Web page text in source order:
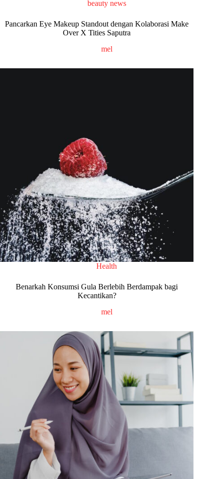
beauty news
Pancarkan Eye Makeup Standout dengan Kolaborasi Make
Over X Tities Saputra
mel
Health
Benarkah Konsumsi Gula Berlebih Berdampak bagi
Kecantikan?
mel